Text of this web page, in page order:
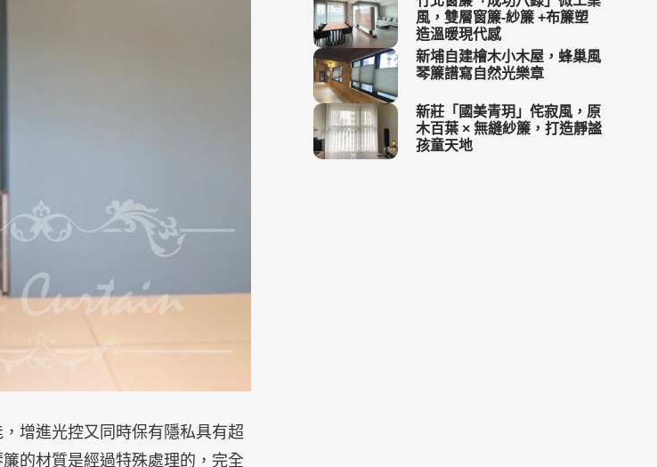
增進光控又同時保有隱私具有超
的材質是經過特殊處理的，完全
風，雙層窗簾-紗簾 +布簾塑
造溫暖現代感
新埔自建檜木小木屋，蜂巢風
琴簾譜寫自然光樂章
新莊「國美青玥」侘寂風，原
木百葉 × 無縫紗簾，打造靜謐
孩童天地